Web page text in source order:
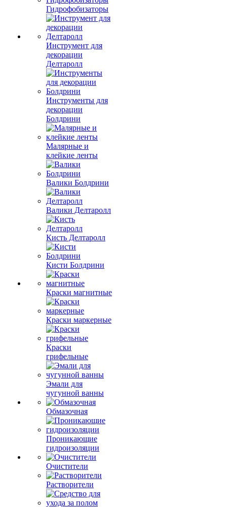
Гидрофобизаторы
Инструмент для
декорации
Делтаролл
Инструменты для
декорации
Болдрини
Малярные и
клейкие ленты
Валики Болдрини
Валики Делтаролл
Кисть Делтаролл
Кисти Болдрини
Краски магнитные
Краски маркерные
Краски
грифельные
Эмали для
чугунной ванны
Обмазочная
Проникающие
гидроизоляции
Очистители
Растворители